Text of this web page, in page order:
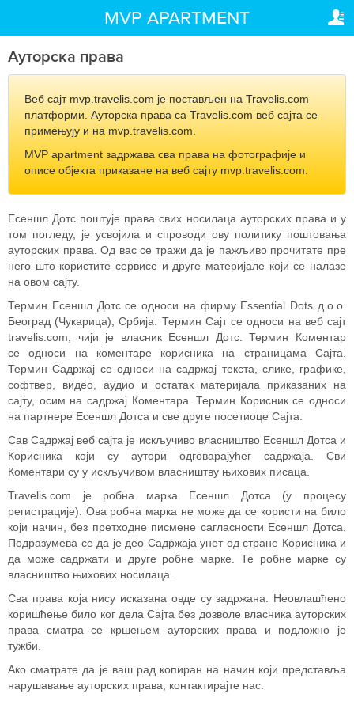
MVP APARTMENT
Ауторска права
Веб сајт mvp.travelis.com је постављен на Travelis.com
платформи. Ауторска права са Travelis.com веб сајта се
примењују и на mvp.travelis.com.
MVP apartment задржава сва права на фотографије и
описе објекта приказане на веб сајту mvp.travelis.com.
Есеншл Дотс поштује права свих носилаца ауторских права и у
том погледу, је усвојила и спроводи ову политику поштовања
ауторских права. Од вас се тражи да је пажљиво прочитате пре
него што користите сервисе и друге материјале који се налазе
на овом сајту.
Термин Есеншл Дотс се односи на фирму Essential Dots д.о.о.
Београд (Чукарица), Србија. Термин Сајт се односи на веб сајт
travelis.com, чији је власник Есеншл Дотс. Термин Коментар
се односи на коментаре корисника на страницама Сајта.
Термин Садржај се односи на садржај текста, слике, графике,
софтвер, видео, аудио и остатак материјала приказаних на
сајту, осим на садржај Коментара. Термин Корисник се односи
на партнере Есеншл Дотса и све друге посетиоце Сајта.
Сав Садржај веб сајта је искључиво власништво Есеншл Дотса и
Корисника који су аутори одговарајућег садржаја. Сви
Коментари су у искључивом власништву њихових писаца.
Travelis.com је робна марка Есеншл Дотса (у процесу
регистрације). Ова робна марка не може да се користи на било
који начин, без претходне писмене сагласности Есеншл Дотса.
Подразумева се да је део Садржаја унет од стране Корисника и
да може садржати и друге робне марке. Те робне марке су
власништво њихових носилаца.
Сва права која нису исказана овде су задржана. Неовлашћено
коришћење било ког дела Сајта без дозволе власника ауторских
права сматра се кршењем ауторских права и подложно је
тужби.
Ако сматрате да је ваш рад копиран на начин који представља
нарушавање ауторских права, контактирајте нас.
ВАША РЕЗЕРВАЦИЈА
ПОДЕШАВАЊА
Српски (ћир)
MKD
Општи услови и политика
пословања
Политика приватности